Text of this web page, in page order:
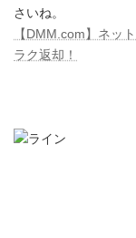
さいね。
【DMM.com】ネッ
ラク返却！